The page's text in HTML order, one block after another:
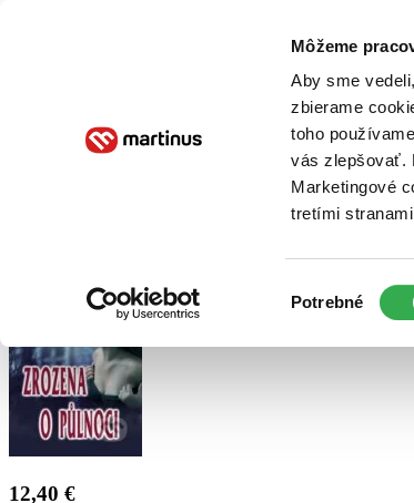
Môžeme
Aby sme
zbierame
toho
vás zlepšovať.
Marketingové
tretími
súhlasu
Potrebné
Poukážky
12,40 €